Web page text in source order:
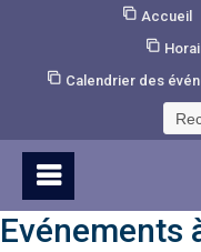
Accueil
Calendrier des
Evénements